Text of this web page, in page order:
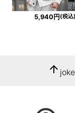
5,940円(税込)
arrow_upward